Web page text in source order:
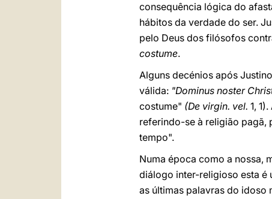
consequência lógica do
hábitos da verdade do ser.
pelo Deus dos filósofos
costume.
Alguns decénios após
válida: "Dominus noster
costume" (De virgin. vel. 1,
referindo-se à religião pagã,
tempo".
Numa época como a nossa,
diálogo inter-religioso esta é
as últimas palavras do idoso